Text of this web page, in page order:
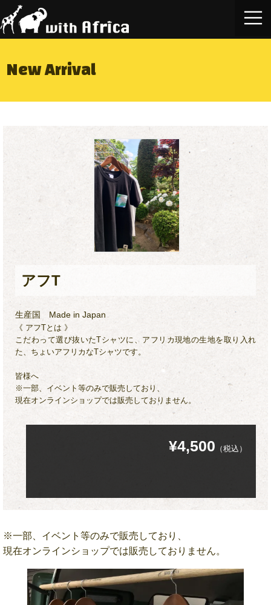
New Arrival
アフT
生産国 Made in Japan
《 アフTとは 》
こだわって選び抜いたTシャツに、アフリカ現地の生地を取り入れ
た、ちょいアフリカなTシャツです。
皆様へ
※一部、イベント等のみで販売しており、
現在オンラインショップでは販売しておりません。
¥4,500 （税込）
※一部、イベント等のみで販売しており、
現在オンラインショップでは販売しておりません。